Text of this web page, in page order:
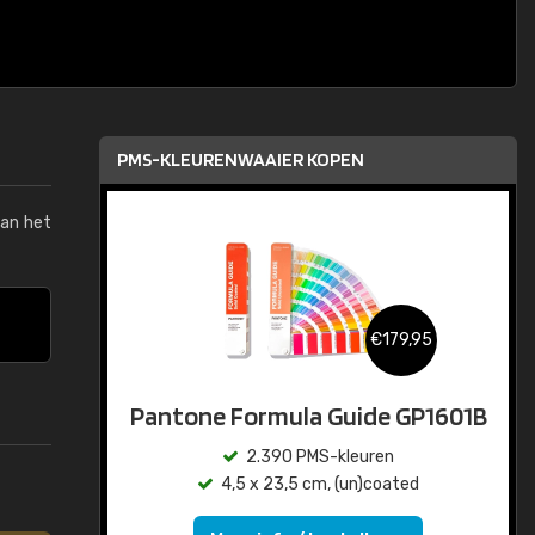
het
PMS-KLEURENWAAIER KOPEN
€179,95
Pantone Formula Guide GP1601B
2.390 PMS-kleuren
4,5 x 23,5 cm, (un)coated